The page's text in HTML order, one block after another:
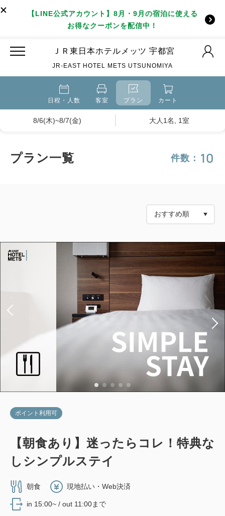
【LINE公式アカウント】8月・9月の宿泊に使える
お得なクーポンを配信中！
ＪＲ東日本ホテルメッツ 宇都宮
JR-EAST HOTEL METS UTSUNOMIYA
日程・人数 客室 プラン カート
8/6(木)~8/7(金) 大人1名, 1室
プラン一覧 件数： 10
ポイント利用可
【朝食あり】迷ったらコレ！特典な
しシンプルステイ
朝食 現地払い・Web決済
in 15:00~ / out 11:00まで